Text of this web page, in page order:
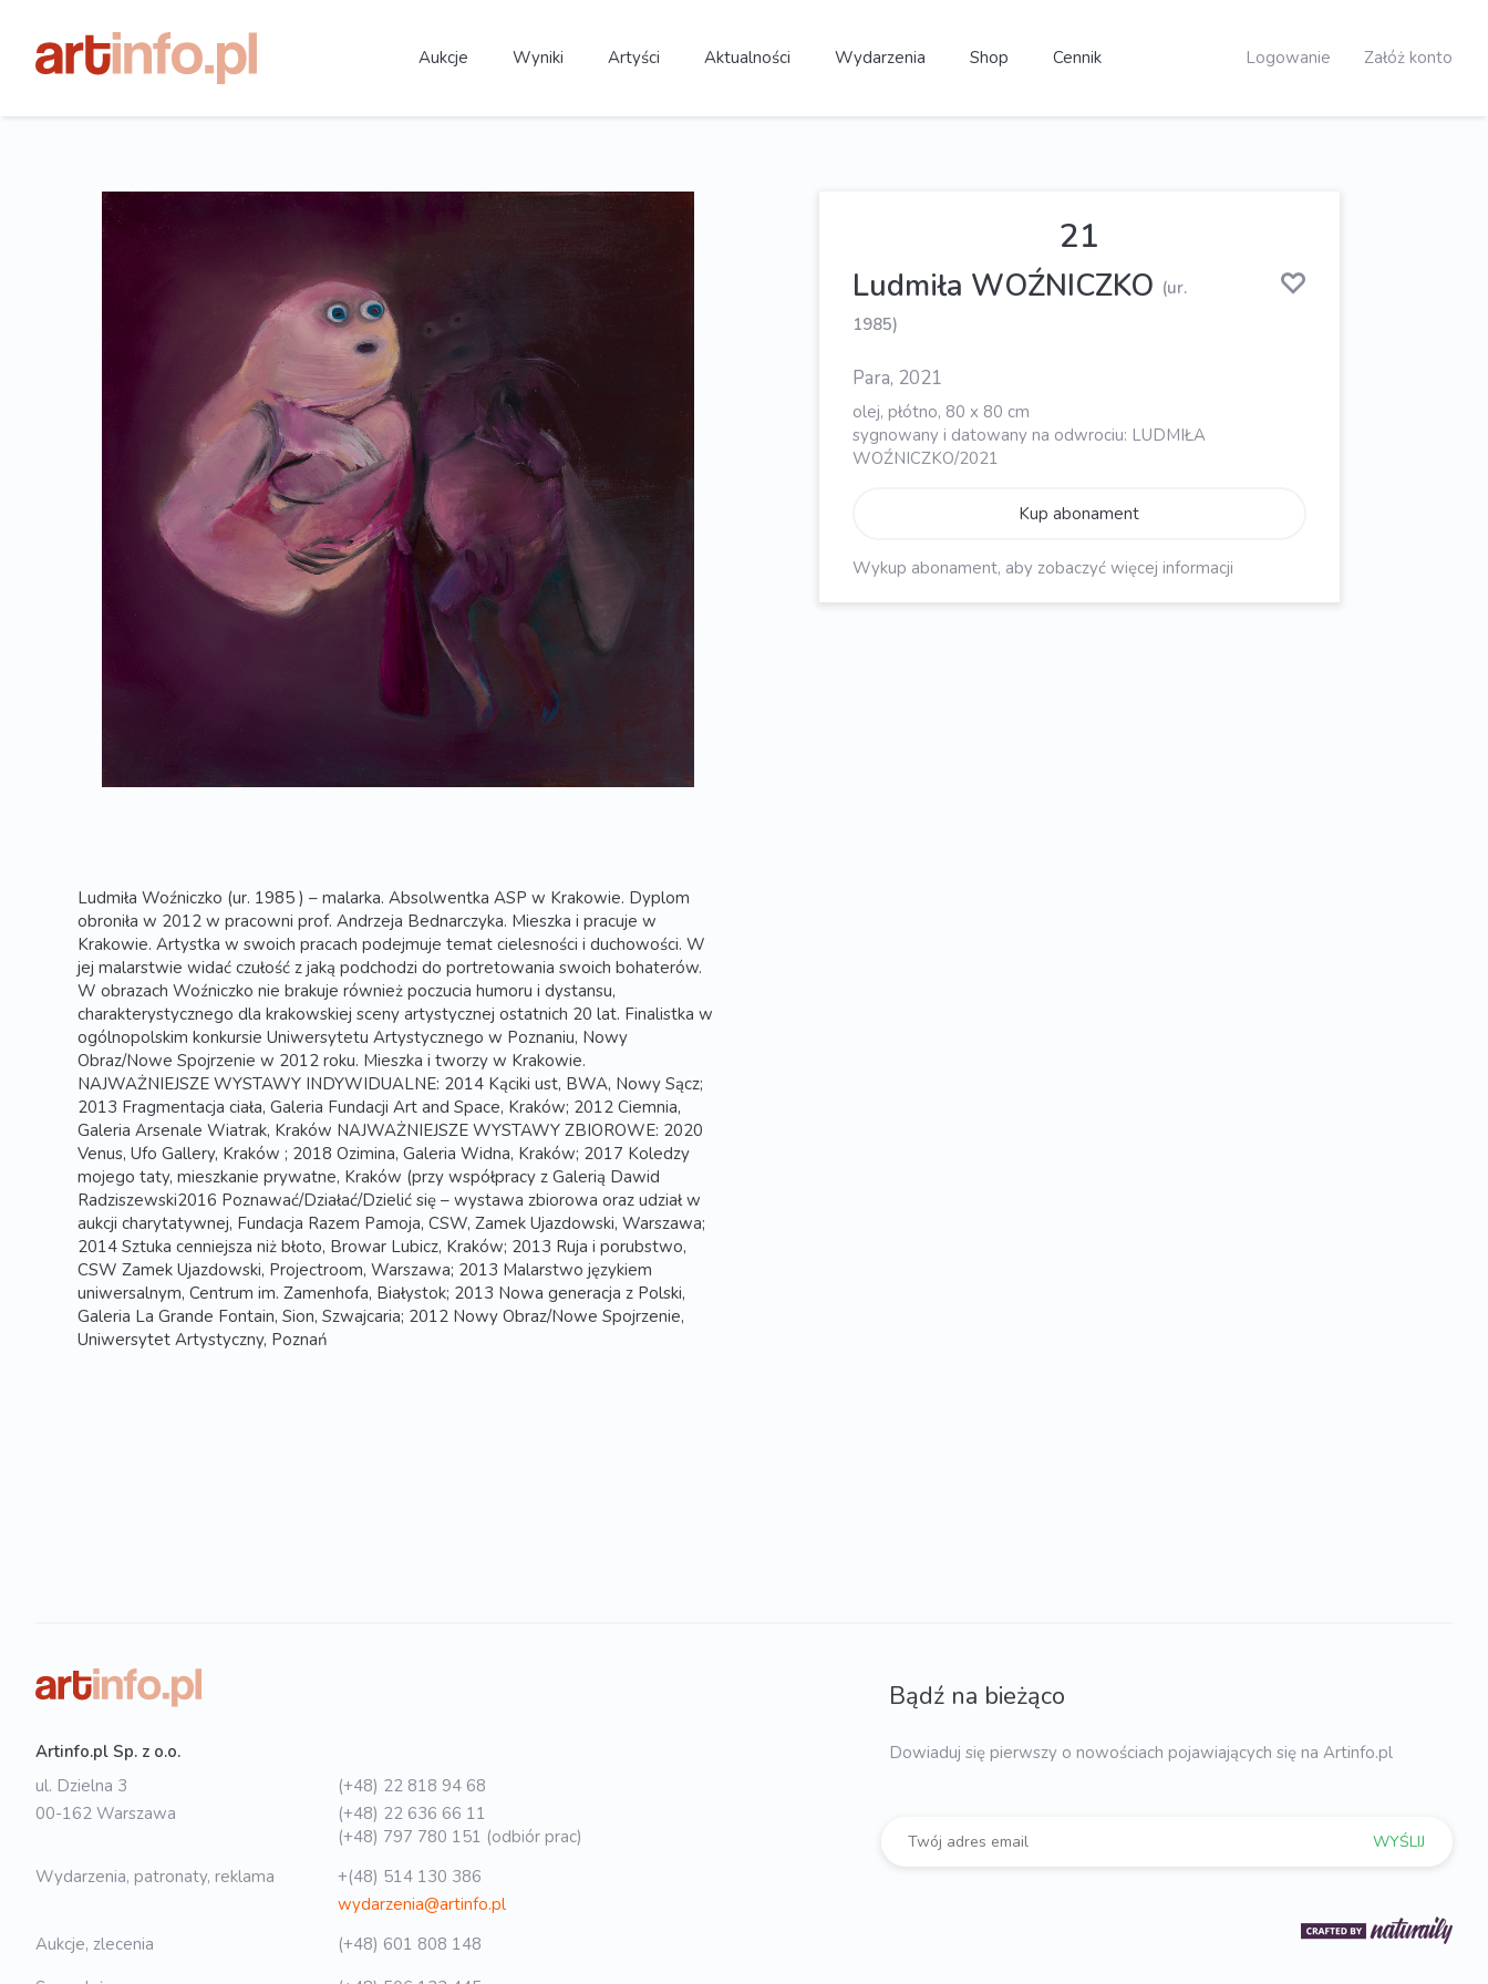
Aukcje Wyniki Artyści Aktualności Wydarzenia Shop Cennik Logowanie Załóż konto
Ludmiła Woźniczko (ur. 1985 ) – malarka. Absolwentka ASP w Krakowie. Dyplom
obroniła w 2012 w pracowni prof. Andrzeja Bednarczyka. Mieszka i pracuje w
Krakowie. Artystka w swoich pracach podejmuje temat cielesności i duchowości. W
jej malarstwie widać czułość z jaką podchodzi do portretowania swoich bohaterów.
W obrazach Woźniczko nie brakuje również poczucia humoru i dystansu,
charakterystycznego dla krakowskiej sceny artystycznej ostatnich 20 lat. Finalistka w
ogólnopolskim konkursie Uniwersytetu Artystycznego w Poznaniu, Nowy
Obraz/Nowe Spojrzenie w 2012 roku. Mieszka i tworzy w Krakowie.
NAJWAŻNIEJSZE WYSTAWY INDYWIDUALNE: 2014 Kąciki ust, BWA, Nowy Sącz;
2013 Fragmentacja ciała, Galeria Fundacji Art and Space, Kraków; 2012 Ciemnia,
Galeria Arsenale Wiatrak, Kraków NAJWAŻNIEJSZE WYSTAWY ZBIOROWE: 2020
Venus, Ufo Gallery, Kraków ; 2018 Ozimina, Galeria Widna, Kraków; 2017 Koledzy
mojego taty, mieszkanie prywatne, Kraków (przy współpracy z Galerią Dawid
Radziszewski2016 Poznawać/Działać/Dzielić się – wystawa zbiorowa oraz udział w
aukcji charytatywnej, Fundacja Razem Pamoja, CSW, Zamek Ujazdowski, Warszawa;
2014 Sztuka cenniejsza niż błoto, Browar Lubicz, Kraków; 2013 Ruja i porubstwo,
CSW Zamek Ujazdowski, Projectroom, Warszawa; 2013 Malarstwo językiem
uniwersalnym, Centrum im. Zamenhofa, Białystok; 2013 Nowa generacja z Polski,
Galeria La Grande Fontain, Sion, Szwajcaria; 2012 Nowy Obraz/Nowe Spojrzenie,
Uniwersytet Artystyczny, Poznań
21
Ludmiła WOŹNICZKO (ur.
1985)
Para, 2021
olej, płótno, 80 x 80 cm
sygnowany i datowany na odwrociu: LUDMIŁA
WOŹNICZKO/2021
Kup abonament
Wykup abonament, aby zobaczyć więcej informacji
Artinfo.pl Sp. z o.o.
ul. Dzielna 3
00-162 Warszawa
(+48) 22 818 94 68
(+48) 22 636 66 11
(+48) 797 780 151 (odbiór prac)
Wydarzenia, patronaty, reklama
+(48) 514 130 386
wydarzenia@artinfo.pl
Aukcje, zlecenia
(+48) 601 808 148
Bądź na bieżąco
Dowiaduj się pierwszy o nowościach pojawiających się na Artinfo.pl
WYŚLIJ